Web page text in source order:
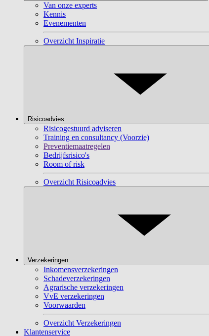
Van onze experts
Kennis
Evenementen
Overzicht Inspiratie
Risicoadvies
Risicogestuurd adviseren
Training en consultancy (Voorzie)
Preventiemaatregelen
Bedrijfsrisico's
Room of risk
Overzicht Risicoadvies
Verzekeringen
Inkomensverzekeringen
Schadeverzekeringen
Agrarische verzekeringen
VvE verzekeringen
Voorwaarden
Overzicht Verzekeringen
Klantenservice